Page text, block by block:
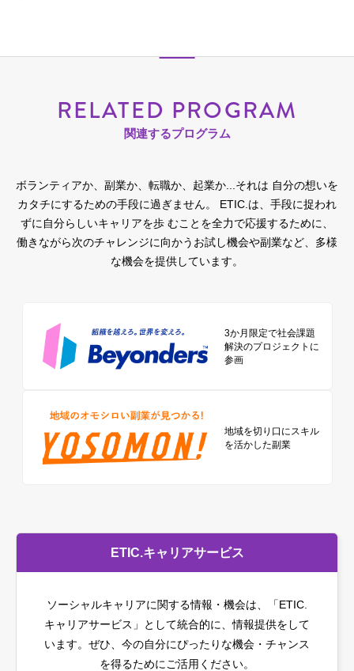
RELATED PROGRAM
関連するプログラム
ボランティアか、副業か、転職か、起業か...それは 自分の想いを
カタチにするための手段に過ぎません。
ETIC.は、手段に捉われ
ずに自分らしいキャリアを歩 むことを全力で応援するために、
働きながら次のチャレンジに向かうお試し機会や副業など、多様
な機会を提供しています。
3か月限定で社会課題
解決のプロジェクトに
参画
地域を切り口に スキル
を活かした副業
ETIC.キャリアサービス
ソーシャルキャリアに関する情報・機会は、「ETIC.
キャリアサービス」として統合的に、情報提供をして
います。 ぜひ、今の自分にぴったりな機会・チャンス
を得るためにご活用ください。